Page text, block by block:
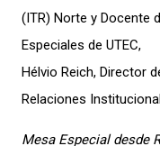
(ITR) Norte y Docente
Especiales de UTEC,
Hélvio Reich, Director
Relaciones
Mesa Especial desde